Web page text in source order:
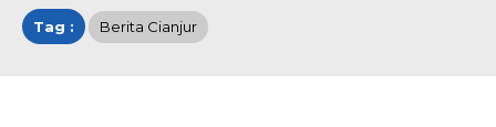
Tag : Berita Cianjur